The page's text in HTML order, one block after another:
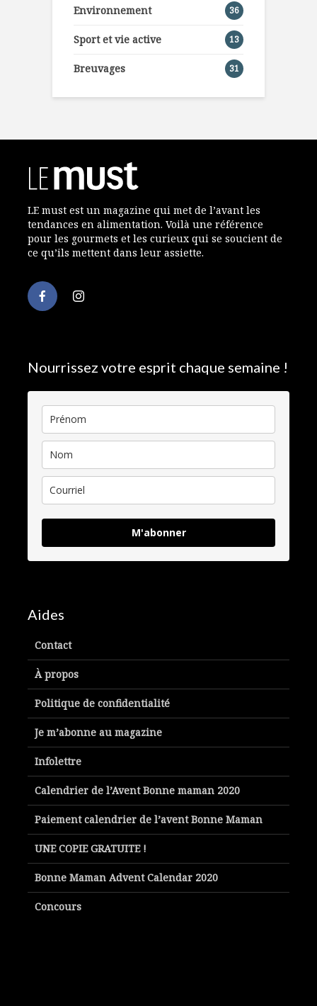
Environnement 36
Sport et vie active 13
Breuvages 31
LE must est un magazine qui met de l’avant les
tendances en alimentation. Voilà une référence
pour les gourmets et les curieux qui se soucient de
ce qu’ils mettent dans leur assiette.
Nourrissez votre esprit chaque semaine !
M'abonner
Aides
Contact
À propos
Politique de confidentialité
Je m’abonne au magazine
Infolettre
Calendrier de l’Avent Bonne maman 2020
Paiement calendrier de l’avent Bonne Maman
UNE COPIE GRATUITE !
Bonne Maman Advent Calendar 2020
Concours